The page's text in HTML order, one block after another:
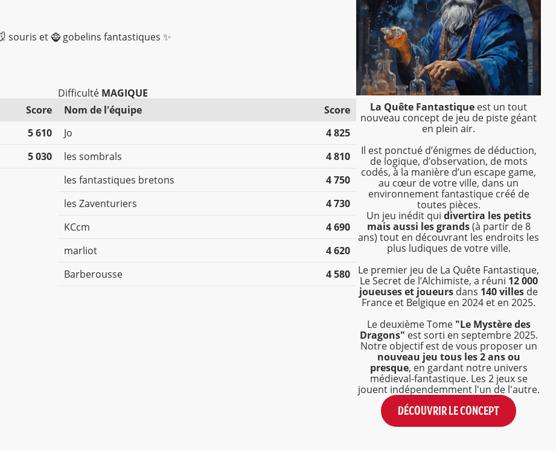
souris et 🧌 gobelins fantastiques ✨
Score
5 610
5 030
Difficulté MAGIQUE
Nom de l'équipe
Score
Jo
4 825
les sombrals
4 810
les fantastiques bretons
4 750
les Zaventuriers
4 730
KCcm
4 690
marliot
4 620
Barberousse
4 580
La Quête Fantastique est un tout
nouveau concept de jeu de piste géant
en plein air.
Il est ponctué d’énigmes de déduction,
de logique, d’observation, de mots
codés, à la manière d’un escape game,
au cœur de votre ville, dans un
environnement fantastique créé de
toutes pièces.
Un jeu inédit qui divertira les petits
mais aussi les grands(à partir de 8
ans) tout en découvrant les endroits les
plus ludiques de votre ville.
Le premier jeu de La Quête Fantastique,
Le Secret de l’Alchimiste, a réuni 12 000
joueuses et joueurs dans 140 villes de
France et Belgique en 2024 et en 2025.
Le deuxième Tome "Le Mystère des
Dragons" est sorti en septembre 2025.
Notre objectif est de vous proposer un
nouveau jeu tous les 2 ans ou
presque, en gardant notre univers
médieval-fantastique. Les 2 jeux se
jouent indépendemment l'un de l'autre.
DÉCOUVRIR LE CONCEPT